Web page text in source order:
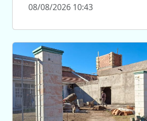
08/08/2026 10:43